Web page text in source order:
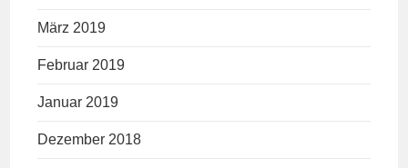
März 2019
Februar 2019
Januar 2019
Dezember 2018